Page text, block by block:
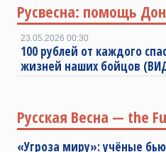
Русвесна: помощь
23.05.2026 00:30
100 рублей от каждого
жизней наших бойцов
Русская Весна — the
«Угроза миру»: учёные